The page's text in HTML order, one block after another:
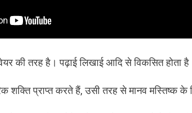
की तरह है। पढ़ाई लिखाई आदि से विकसित होता
शक्ति प्राप्त करते हैं, उसी तरह से मानव मस्तिष्क के